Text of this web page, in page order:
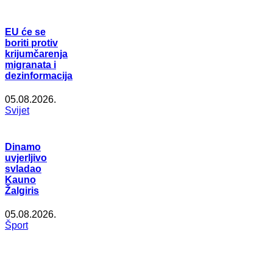
EU će se
boriti protiv
krijumčarenja
migranata i
dezinformacija
05.08.2026.
Svijet
Dinamo
uvjerljivo
svladao
Kauno
Žalgiris
05.08.2026.
Šport